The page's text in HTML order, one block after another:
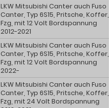
LKW Mitsubishi Canter auch Fuso
Canter, Typ 6S15, Pritsche, Koffer,
Fzg, mit 12 Volt Bordspannung
2012-2021
LKW Mitsubishi Canter auch Fuso
Canter, Typ 6S15, Pritsche, Koffer,
Fzg, mit 12 Volt Bordspannung
2022-
LKW Mitsubishi Canter auch Fuso
Canter, Typ 6S15, Pritsche, Koffer,
Fzg, mit 24 Volt Bordspannung